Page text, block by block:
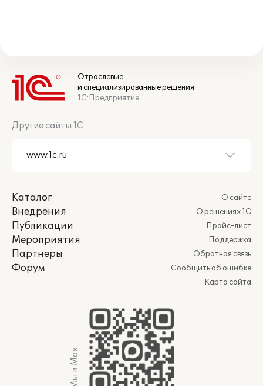
Отраслевые
и специализированные решения
1С:Предприятие
Другие сайты 1С
Каталог
Внедрения
Публикации
Мероприятия
Партнеры
Форум
О сайте
О решениях 1С
Прайс-лист
Поддержка
Обратная связь
Сообщить об ошибке
Карта сайта
Мы в Max